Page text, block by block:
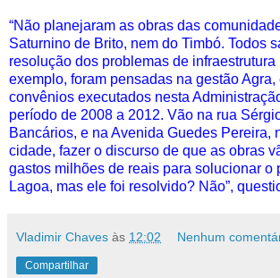
“Não planejaram as obras das
Saturnino de Brito, nem do Timbó. Todos
resolução dos problemas de infraestrutura
exemplo, foram pensadas na gestão Agra,
convênios executados nesta
período de 2008 a 2012. Vão na rua
Bancários, e na Avenida Guedes Pereira,
cidade, fazer o discurso de que as obras
gastos milhões de reais para solucionar o
Lagoa, mas ele foi resolvido? Não”,
Vladimir Chaves às 12:02 Nenhum
Compartilhar